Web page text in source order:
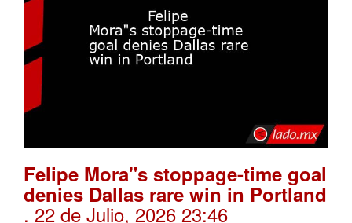
Felipe Mora"s stoppage-time goal
denies Dallas rare win in Portland
. 22 de Julio, 2026 23:46